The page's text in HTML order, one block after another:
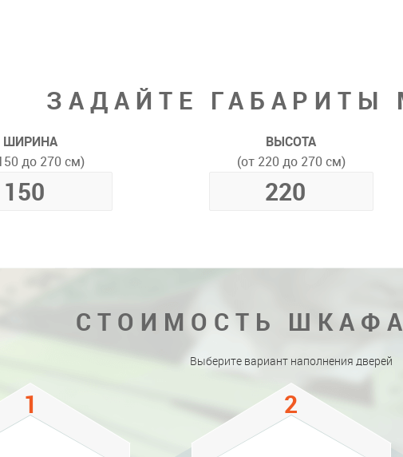
ЗАДАЙТЕ ГАБАРИТЫ
ШИРИНА
до 270 см)
ВЫСОТА
(от 220 до 270 см)
СТОИМОСТЬ
Выберите вариант наполнения дверей